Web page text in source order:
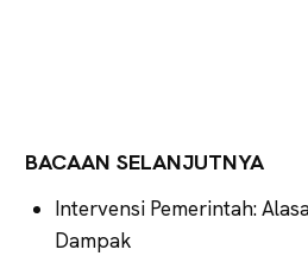
BACAAN SELANJUTNYA
Intervensi Pemerintah:
Dampak